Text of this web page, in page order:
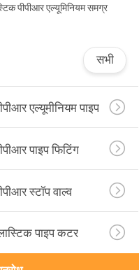
पीपीआर एल्यूमिनियम समग्र
सभी
एल्यूमीनियम पाइप
पाइप फिटिंग
स्टॉप वाल्व
पाइप कटर